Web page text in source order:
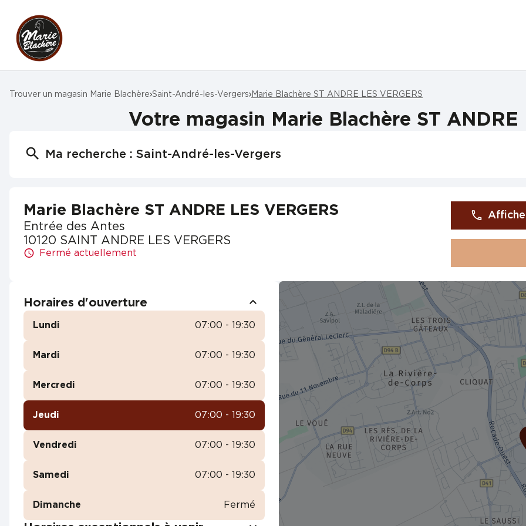
Trouver un magasin Marie Blachère Saint-André-les-Vergers Marie Blachère ST ANDRE LES VERGERS
Votre magasin Marie Blachère ST ANDRE
Ma recherche : Saint-André-les-Vergers
Marie Blachère ST ANDRE LES VERGERS
Entrée des Antes
10120 SAINT ANDRE LES VERGERS
Fermé actuellement
Horaires d'ouverture
Lundi 07:00 - 19:30
Mardi 07:00 - 19:30
Mercredi 07:00 - 19:30
Jeudi 07:00 - 19:30
Vendredi 07:00 - 19:30
Samedi 07:00 - 19:30
Dimanche Fermé